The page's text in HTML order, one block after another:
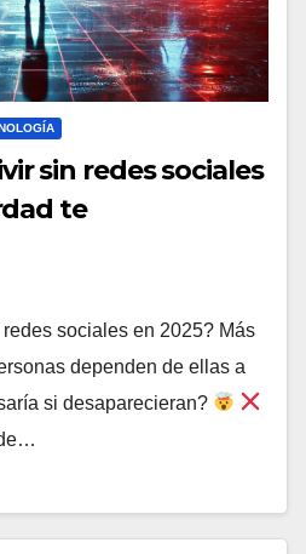
sin redes sociales
te
sociales en 2025? Más
dependen de ellas a
si desaparecieran?